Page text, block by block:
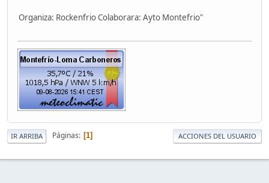
Organiza: Rockenfrio Colaborara: Ayto Montefrio"
IR ARRIBA Páginas 1 ACCIONES DEL USUARIO